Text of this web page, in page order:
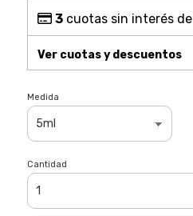
3cuotas sin interés de
Ver cuotas y descuentos
Medida
Cantidad